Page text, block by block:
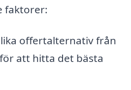
faktorer:
offertalternativ från
att hitta det bästa